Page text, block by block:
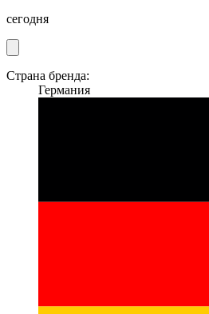
сегодня
Страна бренда:
Германия